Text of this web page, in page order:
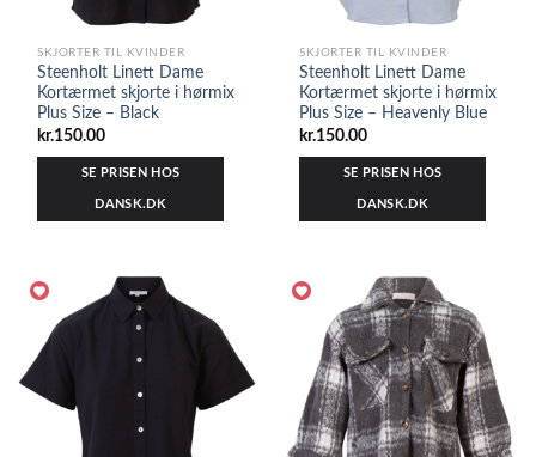
SKJORTER TIL KVINDER
Steenholt Linett Dame
Kortærmet skjorte i hørmix
Plus Size – Black
kr.150.00
SE PRISEN HOS
DANSK.DK
SKJORTER TIL KVINDER
Steenholt Linett Dame
Kortærmet skjorte i hørmix
Plus Size – Heavenly Blue
kr.150.00
SE PRISEN HOS
DANSK.DK